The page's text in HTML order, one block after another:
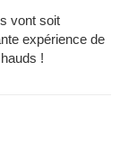
vont soit
expérience de
!